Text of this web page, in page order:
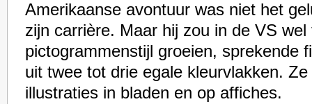
Amerikaanse avontuur was niet het
zijn carrière. Maar hij zou in de VS wel
pictogrammenstijl groeien, sprekende
uit twee tot drie egale kleurvlakken.
illustraties in bladen en op affiches.